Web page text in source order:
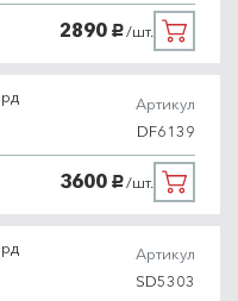
2890 руб./шт.
Артикул
DF6139
3600 руб./шт.
Артикул
SD5303